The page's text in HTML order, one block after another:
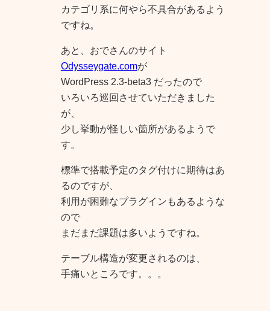
カテゴリ系に何やら不具合があるよう
ですね。
あと、おでさんのサイト
Odysseygate.comが
WordPress 2.3-beta3 だったので
いろいろ巡回させていただきました
が、
少し挙動が怪しい箇所があるようで
す。
標準で搭載予定のタグ付けに期待はあ
るのですが、
利用が困難なプラグインもあるような
ので
まだまだ課題は多いようですね。
テーブル構造が変更されるのは、
手痛いところです。。。